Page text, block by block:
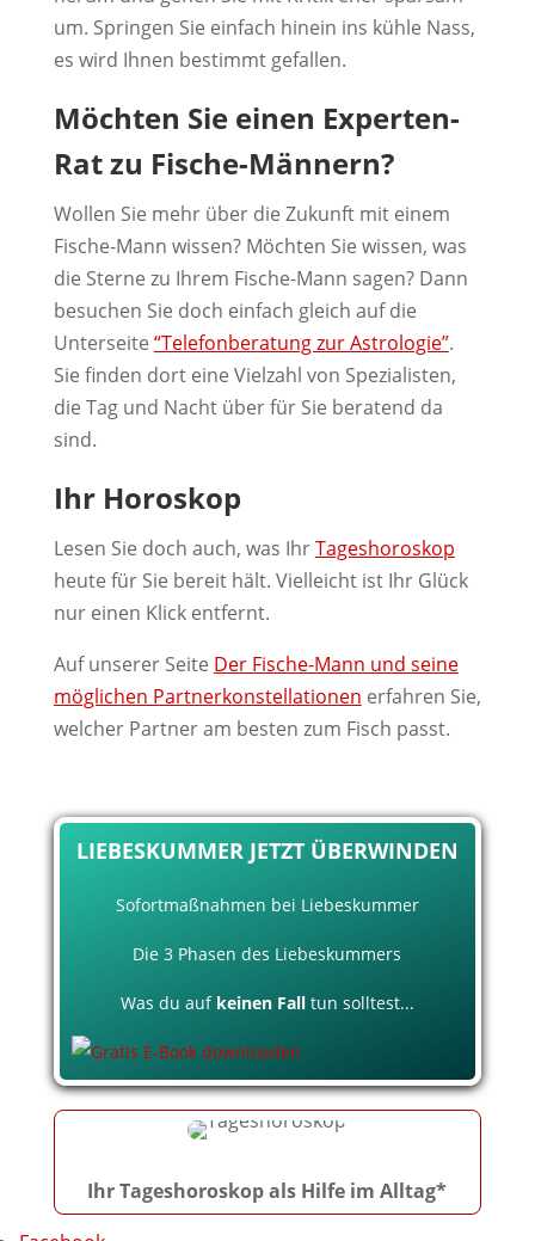
um. Springen Sie einfach hinein ins kühle Nass,
es wird Ihnen bestimmt gefallen.
Möchten Sie einen Experten-
Rat zu Fische-Männern?
Wollen Sie mehr über die Zukunft mit einem
Fische-Mann wissen? Möchten Sie wissen, was
die Sterne zu Ihrem Fische-Mann sagen? Dann
besuchen Sie doch einfach gleich auf die
Unterseite “Telefonberatung zur Astrologie”.
Sie finden dort eine Vielzahl von Spezialisten,
die Tag und Nacht über für Sie beratend da
sind.
Ihr Horoskop
Lesen Sie doch auch, was IhrTageshoroskop
heute für Sie bereit hält. Vielleicht ist Ihr Glück
nur einen Klick entfernt.
Auf unserer Seite Der Fische-Mann und seine
möglichen Partnerkonstellationen erfahren Sie,
welcher Partner am besten zum Fisch passt.
LIEBESKUMMER JETZT ÜBERWINDEN
Sofortmaßnahmen bei Liebeskummer
Die 3 Phasen des Liebeskummers
Was du auf keinen Falltun solltest...
Ihr Tageshoroskop als Hilfe im Alltag*